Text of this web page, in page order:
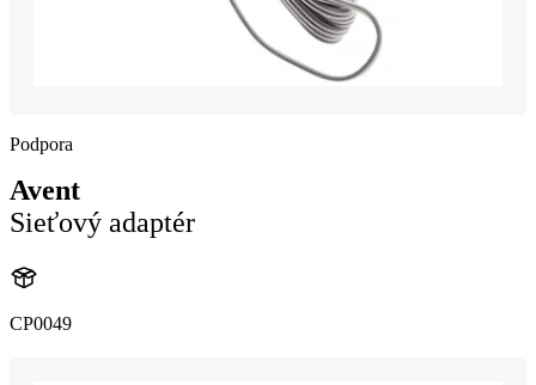
Podpora
Avent
Sieťový adaptér
CP0049